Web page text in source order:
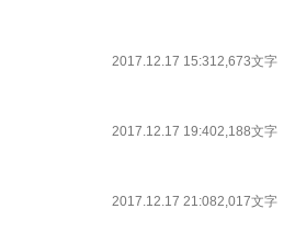
2017.12.17 15:312,673文字
2017.12.17 19:402,188文字
2017.12.17 21:082,017文字